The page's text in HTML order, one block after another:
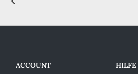
ACCOUNT HILFE